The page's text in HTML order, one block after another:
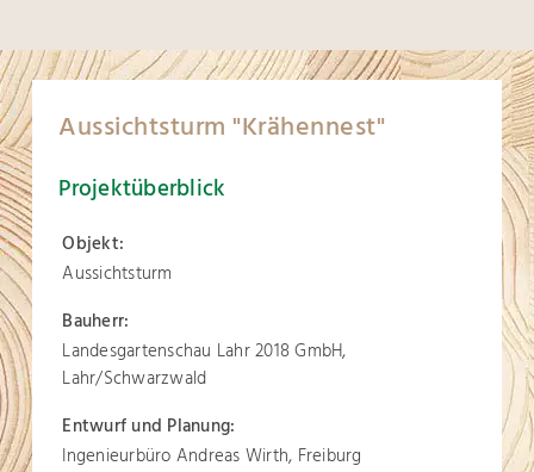
Aussichtsturm "Krähennest"
Projektüberblick
Objekt:
Aussichtsturm
Bauherr:
Landesgartenschau Lahr 2018 GmbH,
Lahr/Schwarzwald
Entwurf und Planung:
Ingenieurbüro Andreas Wirth, Freiburg